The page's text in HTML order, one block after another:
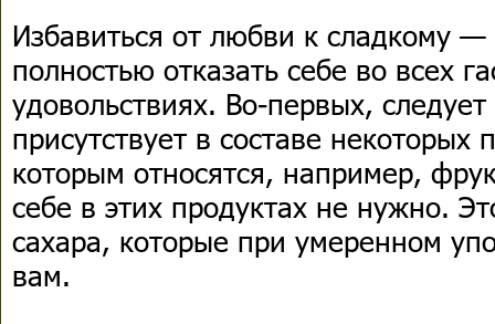
Избавиться от любви к сладкому —
полностью отказать себе во всех
удовольствиях. Во-первых,
присутствует в составе некоторых
которым относятся, например,
себе в этих продуктах не нужно.
сахара, которые при умеренном
вам.